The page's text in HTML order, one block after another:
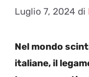
Luglio 7, 2024 di
Nel mondo
italiane, il